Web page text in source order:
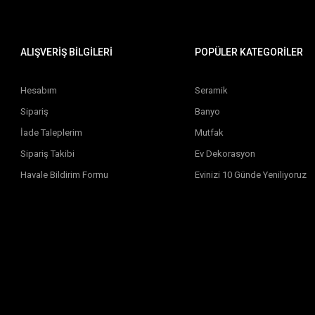
ALIŞVERİŞ BİLGİLERİ
Hesabım
Sipariş
İade Taleplerim
Sipariş Takibi
Havale Bildirim Formu
POPÜLER KATEGORİLER
Seramik
Banyo
Mutfak
Ev Dekorasyon
Evinizi 10 Günde Yeniliyoruz